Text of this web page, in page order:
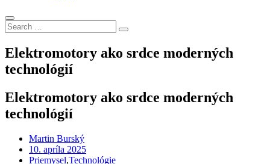
Search
for:
Search
Elektromotory ako srdce moderných
technológií
Elektromotory ako srdce moderných
technológií
Martin Burský
Posted
on
10. apríla 2025
Priemysel,Technológie